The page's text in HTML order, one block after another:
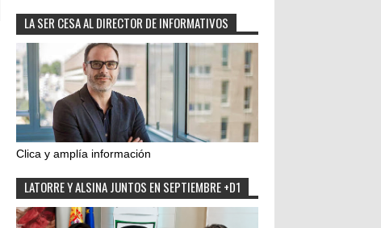
LA SER CESA AL DIRECTOR DE INFORMATIVOS
Clica y amplía información
LATORRE Y ALSINA JUNTOS EN SEPTIEMBRE +D1